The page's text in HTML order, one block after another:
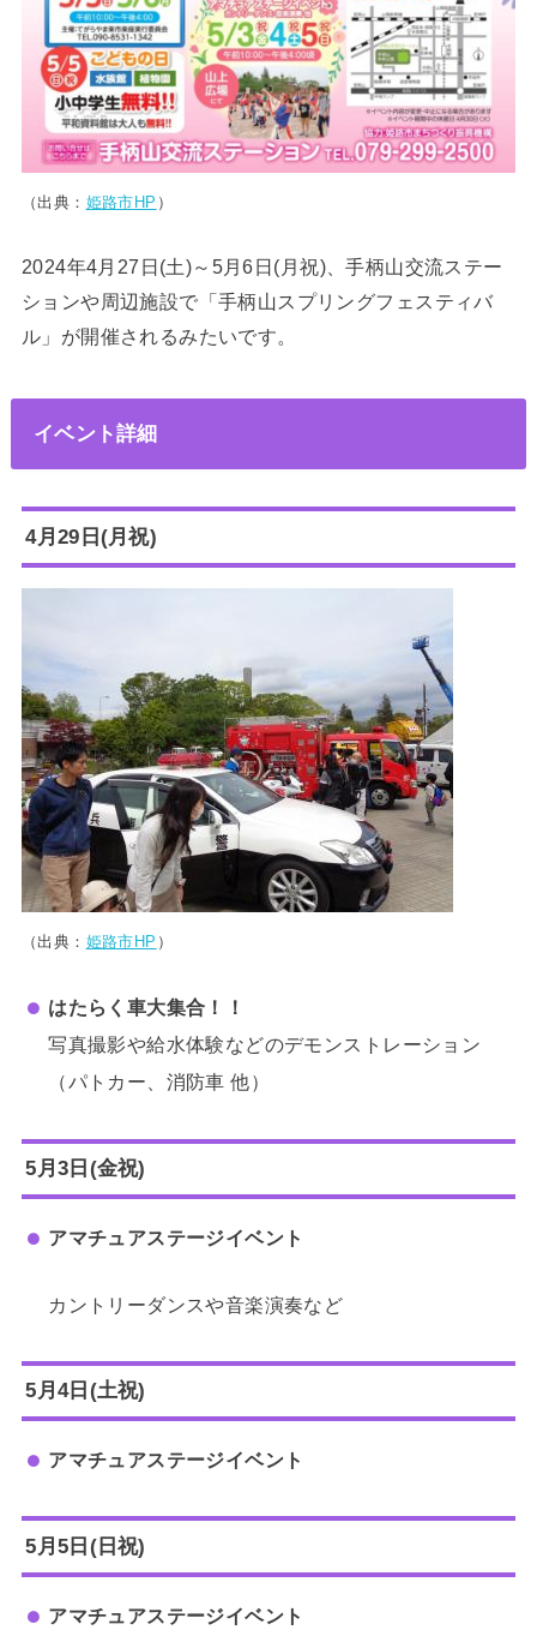
（出典： 姫路市HP ）
2024年4月27日(土)～5月6日(月祝)、手柄山交流ステー
ションや周辺施設で「手柄山スプリングフェスティバ
ル」が開催されるみたいです。
イベント詳細
4月29日(月祝)
（出典： 姫路市HP ）
はたらく車大集合！！
写真撮影や給水体験などのデモンストレーション
（パトカー、消防車 他）
5月3日(金祝)
アマチュアステージイベント
カントリーダンスや音楽演奏など
5月4日(土祝)
アマチュアステージイベント
5月5日(日祝)
アマチュアステージイベント